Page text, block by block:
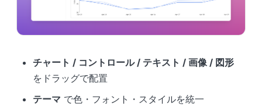
チャート / コントロール / テキスト / 画像 / 図形
をドラッグで配置
テーマ で色・フォント・スタイルを統一